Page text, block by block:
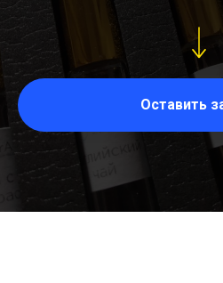
Оставить